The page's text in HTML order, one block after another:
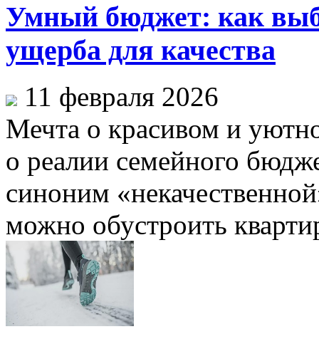
Умный бюджет: как
ущерба для качества
11 февраля 2026
Мечта о красивом и
о реалии семейного
синоним
можно обустроить